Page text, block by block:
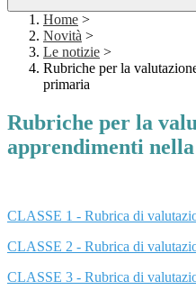
Home >
Novità >
Le notizie >
Rubriche per la
primaria
Rubriche per la
apprendimenti
CLASSE 1 - Rubrica di
CLASSE 2 - Rubrica di
CLASSE 3 - Rubrica di